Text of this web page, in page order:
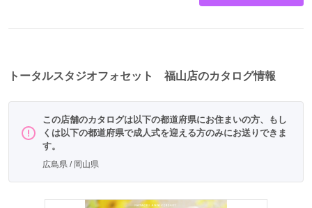
トータルスタジオフォセット 福山店のカタログ情報
この店舗のカタログは以下の都道府県にお住まいの方、もし
くは以下の都道府県で成人式を迎える方のみにお送りできま
す。
広島県 / 岡山県